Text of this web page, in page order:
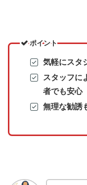
ポイント
気軽にスタ
スタッフに
者でも安心
無理な勧誘